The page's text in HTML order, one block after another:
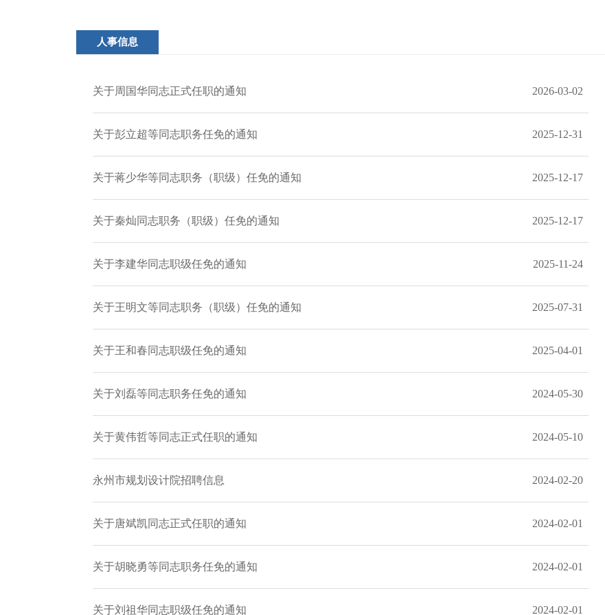
人事信息
关于周国华同志正式任职的通知 2026-03-02
关于彭立超等同志职务任免的通知 2025-12-31
关于蒋少华等同志职务（职级）任免的通知 2025-12-17
关于秦灿同志职务（职级）任免的通知 2025-12-17
关于李建华同志职级任免的通知 2025-11-24
关于王明文等同志职务（职级）任免的通知 2025-07-31
关于王和春同志职级任免的通知 2025-04-01
关于刘磊等同志职务任免的通知 2024-05-30
关于黄伟哲等同志正式任职的通知 2024-05-10
永州市规划设计院招聘信息 2024-02-20
关于唐斌凯同志正式任职的通知 2024-02-01
关于胡晓勇等同志职务任免的通知 2024-02-01
关于刘祖华同志职级任免的通知 2024-02-01